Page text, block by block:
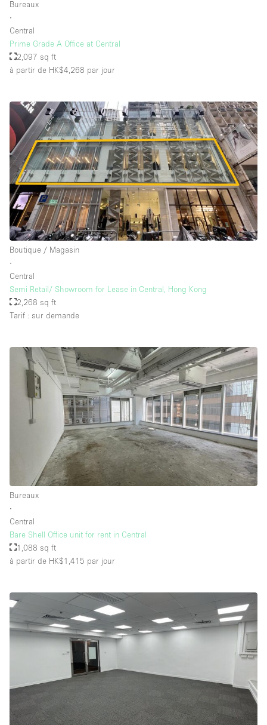
Bureaux
∙
Central
Prime Grade A Office at Central
2,097 sq ft
à partir de HK$4,268 par jour
Boutique / Magasin
∙
Central
Semi Retail/ Showroom for Lease in Central, Hong Kong
2,268 sq ft
Tarif : sur demande
Bureaux
∙
Central
Bare Shell Office unit for rent in Central
1,088 sq ft
à partir de HK$1,415 par jour